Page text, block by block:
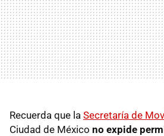
Recuerda que la Secretaría de
Ciudad de México no expide